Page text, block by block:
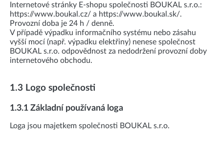
Internetové stránky E-shopu společnosti BOUKAL s.r.o.:
https://www.boukal.cz/ a https://www.boukal.sk/.
Provozní doba je 24 h / denně.
V případě výpadku informačního systému nebo zásahu
vyšší mocí (např. výpadku elektřiny) nenese společnost
BOUKAL s.r.o. odpovědnost za nedodržení provozní doby
internetového obchodu.
1.3 Logo společnosti
1.3.1 Základní používaná loga
Loga jsou majetkem společnosti BOUKAL s.r.o.